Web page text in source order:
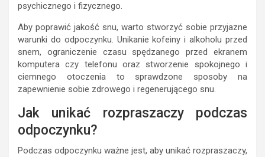
psychicznego i fizycznego.
Aby poprawić jakość snu, warto stworzyć sobie przyjazne
warunki do odpoczynku. Unikanie kofeiny i alkoholu przed
snem, ograniczenie czasu spędzanego przed ekranem
komputera czy telefonu oraz stworzenie spokojnego i
ciemnego otoczenia to sprawdzone sposoby na
zapewnienie sobie zdrowego i regenerującego snu.
Jak unikać rozpraszaczy podczas
odpoczynku?
Podczas odpoczynku ważne jest, aby unikać rozpraszaczy,